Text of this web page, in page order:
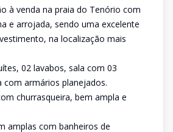
à venda na praia do Tenório com
e arrojada, sendo uma excelente
na localização mais
02 lavabos, sala com 03
com armários planejados.
churrasqueira, bem ampla e
amplas com banheiros de